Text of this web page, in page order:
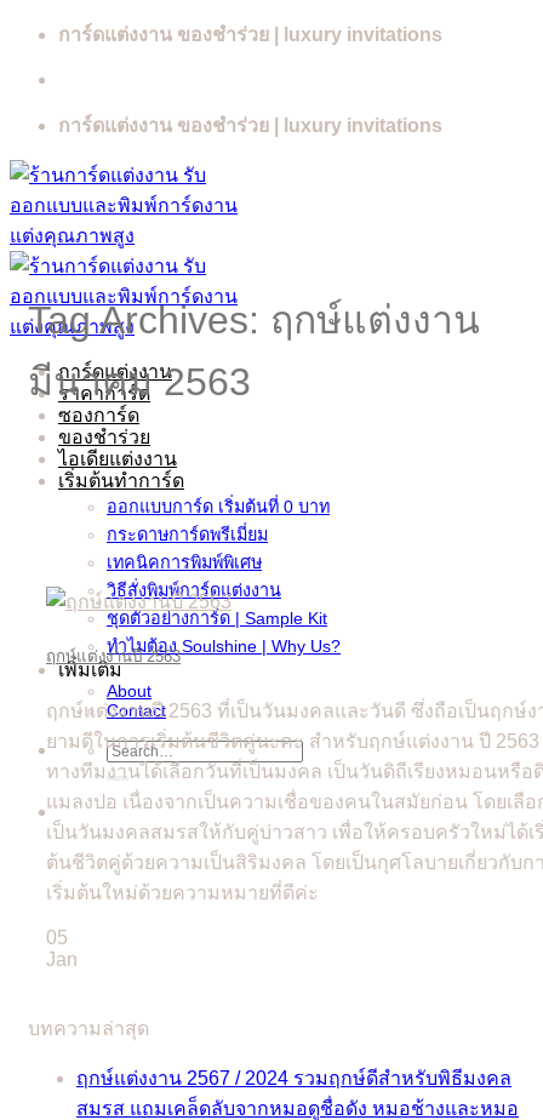
Skip
การ์ดแต่งงาน ของชำร่วย | luxury invitations
การ์ดแต่งงาน ของชำร่วย | luxury invitations
การ์ดแต่งงาน
ราคาการ์ด
ซองการ์ด
ของชำร่วย
ไอเดียแต่งงาน
เริ่มต้นทำการ์ด
ออกแบบการ์ด เริ่มต้นที่ 0 บาท
กระดาษการ์ดพรีเมี่ยม
เทคนิคการพิมพ์พิเศษ
วิธีสั่งพิมพ์การ์ดแต่งงาน
ชุดตัวอย่างการ์ด | Sample Kit
ทำไมต้อง Soulshine | Why Us?
เพิ่มเติม
About
Contact
Search
for:
Tag Archives: ฤกษ์แต่งงาน
มีนาคม 2563
ฤกษ์แต่งงานปี 2563
ฤกษ์แต่งงานปี 2563 ที่เป็นวันมงคลและวันดี ซึ่งถือเป็นฤกษ์ง
ยามดีในการเริ่มต้นชีวิตคู่นะคะ สำหรับฤกษ์แต่งงาน ปี
ทางทีมงานได้เลือกวันที่เป็นมงคล เป็นวันดิถีเรียงหมอนหรือ
แมลงปอ เนื่องจากเป็นความเชื่อของคนในสมัยก่อน โดยเลือ
เป็นวันมงคลสมรสให้กับคู่บ่าวสาว เพื่อให้ครอบครัวใหม่ได้เ
ต้นชีวิตคู่ด้วยความเป็นสิริมงคล โดยเป็นกุศโลบายเกี่ยวกับก
เริ่มต้นใหม่ด้วยความหมายที่ดีค่ะ
05
Jan
บทความล่าสุด
ฤกษ์แต่งงาน 2567 / 2024 รวมฤกษ์ดีสำหรับพิธีมงคล
สมรส แถมเคล็ดลับจากหมอดูชื่อดัง หมอช้างและหมอ